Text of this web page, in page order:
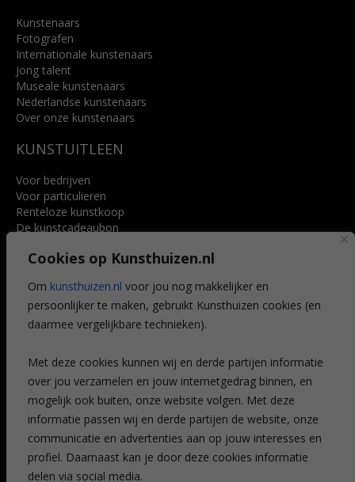
Cookies op Kunsthuizen.nl
Om kunsthuizen.nl voor jou nog makkelijker en
persoonlijker te maken, gebruikt Kunsthuizen cookies (en
daarmee vergelijkbare technieken).
Met deze cookies kunnen wij en derde partijen informatie
over jou verzamelen en jouw internetgedrag binnen, en
mogelijk ook buiten, onze website volgen. Met deze
informatie passen wij en derde partijen de website, onze
communicatie en advertenties aan op jouw interesses en
profiel. Daarnaast kan je door deze cookies informatie
delen via social media.
Kunstenaars
Fotografen
Internationale kunstenaars
Jong talent
Museale kunstenaars
Nederlandse kunstenaars
Over onze kunstenaars
KUNSTUITLEEN
Voor bedrijven
Voor particulieren
Renteloze kunstkoop
De kunstcadeaubon
Voordelen
Veelgestelde vragen
CONTACT
Leiden
Amsterdam
Breda
Favorieten
Mijn art alert